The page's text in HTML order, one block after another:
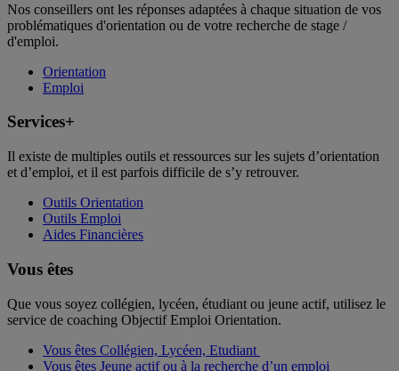
Nos conseillers ont les réponses adaptées à chaque situation de vos
problématiques d'orientation ou de votre recherche de stage /
d'emploi.
Orientation
Emploi
Services+
Il existe de multiples outils et ressources sur les sujets d’orientation
et d’emploi, et il est parfois difficile de s’y retrouver.
Outils Orientation
Outils Emploi
Aides Financières
Vous êtes
Que vous soyez collégien, lycéen, étudiant ou jeune actif, utilisez le
service de coaching Objectif Emploi Orientation.
Vous êtes Collégien, Lycéen, Etudiant
Vous êtes Jeune actif ou à la recherche d’un emploi